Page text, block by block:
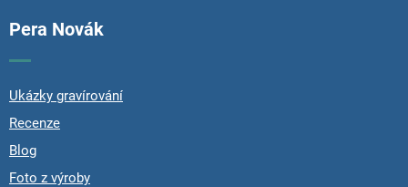
Pera Novák
Ukázky gravírování
Recenze
Blog
Foto z výroby